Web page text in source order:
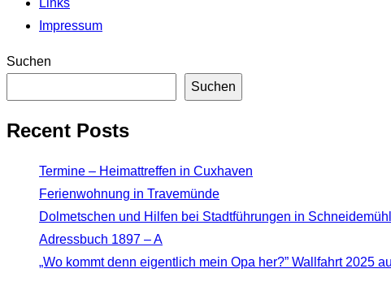
Links
Impressum
Suchen
Suchen
Recent Posts
Termine – Heimattreffen in Cuxhaven
Ferienwohnung in Travemünde
Dolmetschen und Hilfen bei Stadtführungen in
Adressbuch 1897 – A
„Wo kommt denn eigentlich mein Opa her?” Wallfahrt 2025